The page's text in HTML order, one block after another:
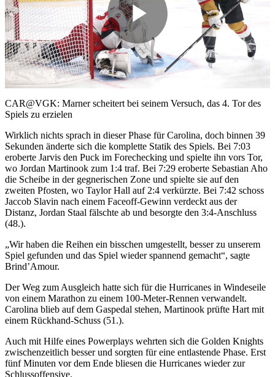
Play
Video
CAR@VGK: Marner scheitert bei seinem Versuch, das 4. Tor des
Spiels zu erzielen
Wirklich nichts sprach in dieser Phase für Carolina, doch binnen 39
Sekunden änderte sich die komplette Statik des Spiels. Bei 7:03
eroberte Jarvis den Puck im Forechecking und spielte ihn vors Tor,
wo Jordan Martinook zum 1:4 traf. Bei 7:29 eroberte Sebastian Aho
die Scheibe in der gegnerischen Zone und spielte sie auf den
zweiten Pfosten, wo Taylor Hall auf 2:4 verkürzte. Bei 7:42 schoss
Jaccob Slavin nach einem Faceoff-Gewinn verdeckt aus der
Distanz, Jordan Staal fälschte ab und besorgte den 3:4-Anschluss
(48.).
„Wir haben die Reihen ein bisschen umgestellt, besser zu unserem
Spiel gefunden und das Spiel wieder spannend gemacht“, sagte
Brind’Amour.
Der Weg zum Ausgleich hatte sich für die Hurricanes in Windeseile
von einem Marathon zu einem 100-Meter-Rennen verwandelt.
Carolina blieb auf dem Gaspedal stehen, Martinook prüfte Hart mit
einem Rückhand-Schuss (51.).
Auch mit Hilfe eines Powerplays wehrten sich die Golden Knights
zwischenzeitlich besser und sorgten für eine entlastende Phase. Erst
fünf Minuten vor dem Ende bliesen die Hurricanes wieder zur
Schlussoffensive.